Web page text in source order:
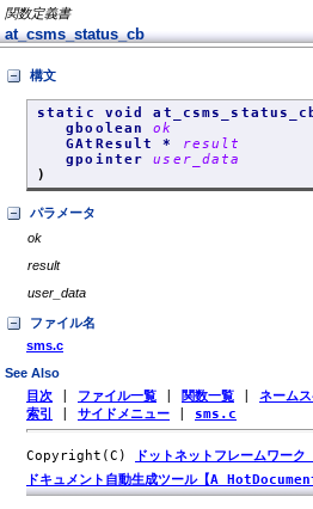
関数定義書
at_csms_status_cb
構文
static void
gbooleanok
GAtResult *
result
gpointeruser_data
)
パラメータ
ok
result
user_data
ファイル名
sms.c
See Also
目次 ファイル一覧 関数一覧 ネーム
索引
サイドメニュー sms.c
Copyright(C) ドットネットフレームワー
ドキュメント自動生成ツール【A